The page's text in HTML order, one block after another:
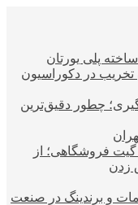
پلی یورتان
در دکوراسیون
چطور دقیق‌ترین
فروشگاهی؛ از
زدن
و برندینگ در صنعت